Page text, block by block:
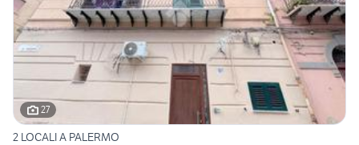
27
2 LOCALI A PALERMO